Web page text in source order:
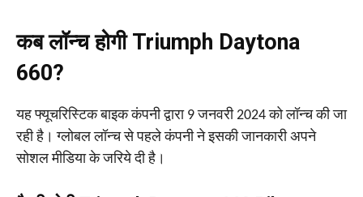
कब लॉन्च होगी Triumph Daytona
660?
यह फ्यूचरिस्टिक बाइक कंपनी द्वारा 9 जनवरी 2024 को लॉन्च की जा
रही है। ग्लोबल लॉन्च से पहले कंपनी ने इसकी जानकारी अपने
सोशल मीडिया के जरिये दी है।